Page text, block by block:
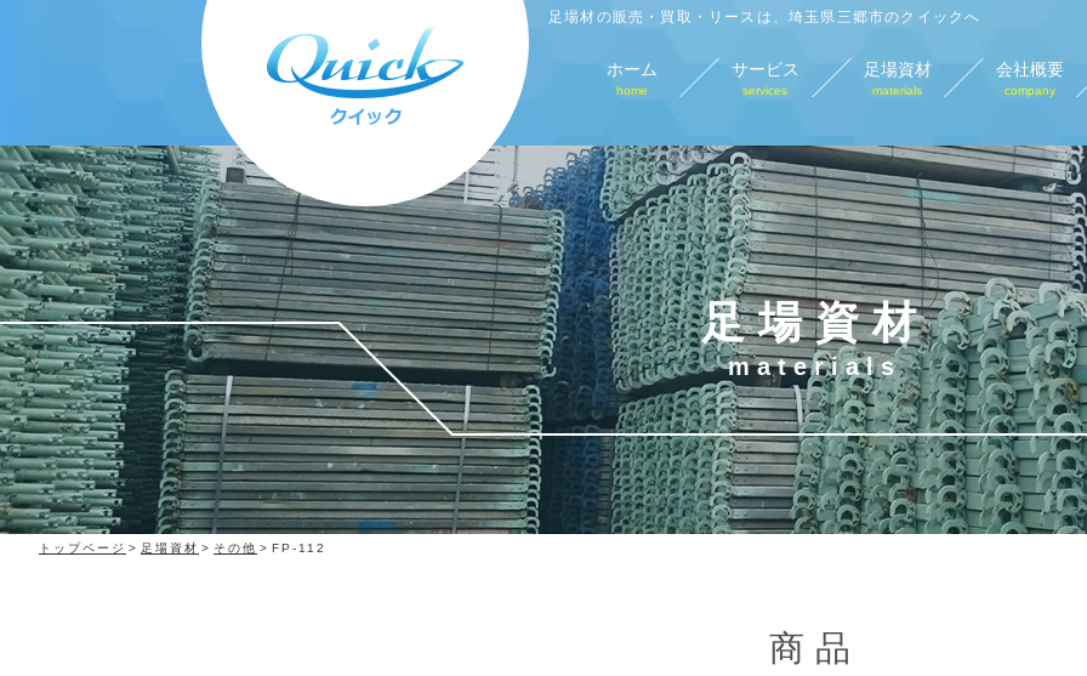
足場材の販売・買取・リースは、埼玉県三郷市のクイックへ
ホーム
home
サービス
services
足場材販売
sales
足場材買取
purchase
足場材リース
lease
仮
足場資材
materials
会社概要
company
足場資材
materials
トップページ 足場資材 その他 FP-112
商品